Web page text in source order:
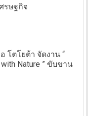
รษฐกิจ
โตโยต้า จัดงาน “
with Nature ” ขับขาน